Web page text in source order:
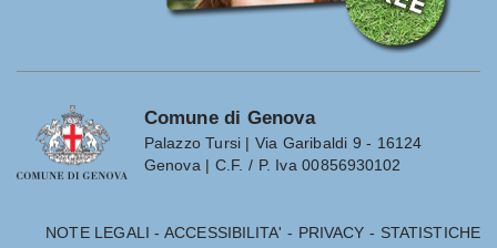
Comune di Genova
Palazzo Tursi | Via Garibaldi 9 - 16124
Genova | C.F. / P. Iva 00856930102
NOTE LEGALI -ACCESSIBILITA' - PRIVACY - STATISTICHE